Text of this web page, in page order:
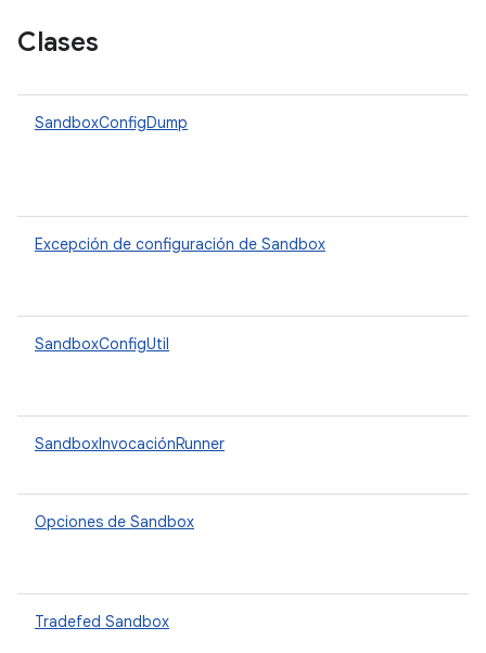
Clases
SandboxConfigDump
Excepción de configuración de Sandbox
SandboxConfigUtil
SandboxInvocaciónRunner
Opciones de Sandbox
Tradefed Sandbox